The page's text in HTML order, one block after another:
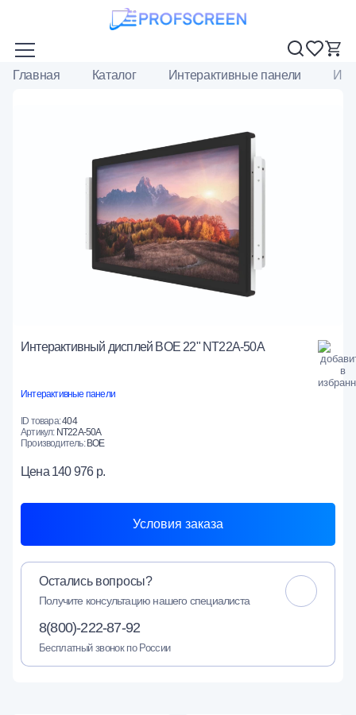
Главная Каталог Интерактивные панели
Интерактивный дисплей BOE 22" NT22A-50A
Интерактивные панели
ID товара:404
Артикул: NT22A-50A
Производитель:BOE
Цена 140 976 р.
Условия заказа
Остались вопросы?
Получите консультацию нашего специалиста
8(800)-222-87-92
Бесплатный звонок по России